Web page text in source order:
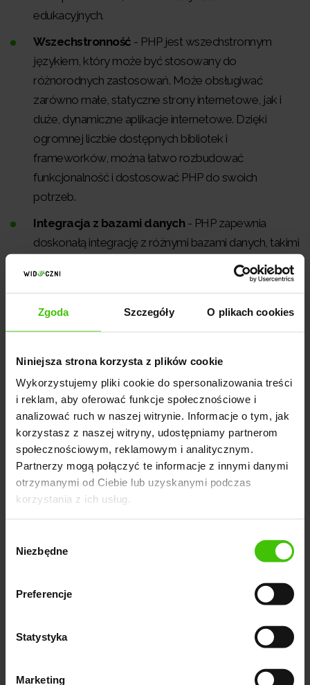
Zgoda Szczegóły O plikach cookies
Niniejsza strona korzysta z plików cookie
Wykorzystujemy pliki cookie do spersonalizowania treści
i reklam, aby oferować funkcje społecznościowe i
analizować ruch w naszej witrynie. Informacje o tym, jak
korzystasz z naszej witryny, udostępniamy partnerom
społecznościowym, reklamowym i analitycznym.
Partnerzy mogą połączyć te informacje z innymi danymi
otrzymanymi od Ciebie lub uzyskanymi podczas
korzystania z ich usług.
zgody
Niezbędne
Preferencje
Statystyka
Marketing
edukacyjnych.
Wszechstronność - PHP jest wszechstronnym
językiem, który może być stosowany do
różnorodnych zastosowań. Może obsługiwać
zarówno małe, statyczne strony internetowe, jak i
duże, dynamiczne aplikacje internetowe. Dzięki
ogromnej liczbie dostępnych bibliotek i
frameworków, można łatwo rozbudować
funkcjonalność i dostosować PHP do swoich
potrzeb.
Integracja z bazami danych - PHP zapewnia
doskonałą integrację z różnymi bazami danych, takimi
jak MySQL, PostgreSQL, SQLite czy Oracle. To
umożliwia tworzenie dynamicznych stron
przechowywać dane w bazach danych. PHP oferuje
SQL.
Szybkość działania- PHP jest znany ze swojej
efektywności i szybkości działania. Dzięki swojej
architekturze i optymalizacjom wewnętrznym, jest w
stanie efektywnie przetwarzać żądania i generować
odpowiedzi dla użytkowników. Dodatkowo, istnieje
wiele technik optymalizacyjnych, które można
zastosować w PHP, aby zwiększyć wydajność
aplikacji.
Duża społeczność
największych społeczności programistów na świecie.
To oznacza, że zawsze można znaleźć wsparcie,
rozwiązania problemów i gotowe rozszerzenia.
Istnieje wiele forów, grup dyskusyjnych i serwisów
społecznościowych, gdzie programiści PHP mogą